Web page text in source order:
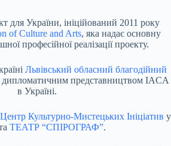
для України, ініційований 2011 року
of Culture and Arts, яка надає основну
професійної реалізації проекту.
Львівський обласний благодійний
дипломатичним представництвом IACA
в Україні.
Центр Культурно-Мистецьких Ініціатив у
ТЕАТР “СПІРОГРАФ”.